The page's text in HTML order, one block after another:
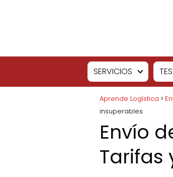
SERVICIOS
Aprende Logística
insuperables
Envío
Tarifas